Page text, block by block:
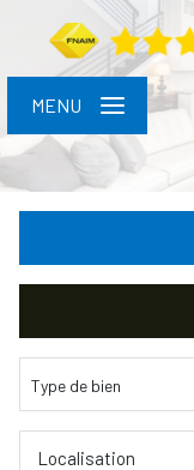
MENU
Type de bien
Localisation